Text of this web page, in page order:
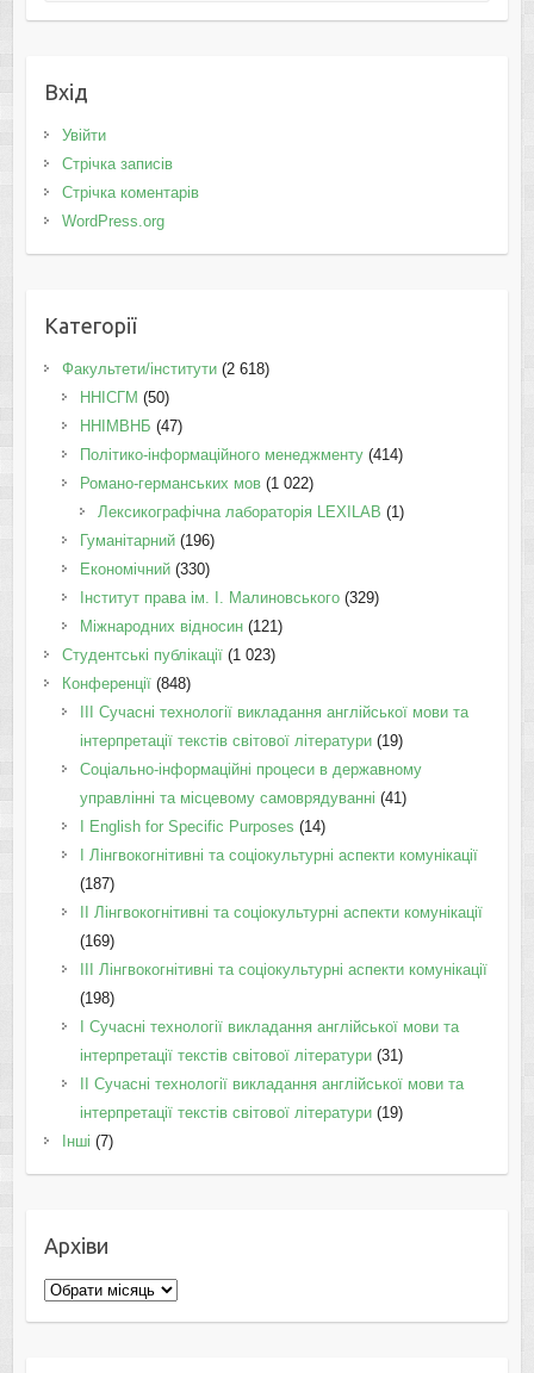
Вхід
Увійти
Стрічка записів
Стрічка коментарів
WordPress.org
Категорії
Факультети/інститути(2 618)
ННІСГМ (50)
ННІМВНБ (47)
Політико-інформаційного менеджменту(414)
Романо-германських мов(1 022)
Лексикографічна лабораторія LEXILAB (1)
Гуманітарний(196)
Економічний(330)
Інститут права ім. І. Малиновського(329)
Міжнародних відносин(121)
Студентські публікації(1 023)
Конференції(848)
III Сучасні технології викладання англійської мови та
інтерпретації текстів світової літератури(19)
Соціально-інформаційні процеси в державному
управлінні та місцевому самоврядуванні (41)
І English for Specific Purposes (14)
I Лінгвокогнітивні та соціокультурні аспекти комунікації
(187)
IІ Лінгвокогнітивні та соціокультурні аспекти комунікації
(169)
IІI Лінгвокогнітивні та соціокультурні аспекти комунікації
(198)
I Cучасні технології викладання англійської мови та
інтерпретації текстів світової літератури(31)
II Cучасні технології викладання англійської мови та
інтерпретації текстів світової літератури(19)
Інші (7)
Архіви
Архіви